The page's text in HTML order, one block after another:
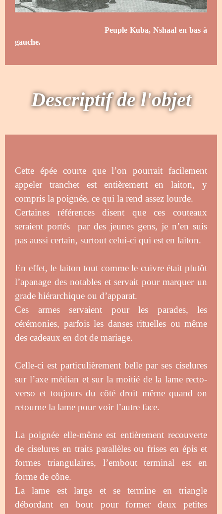
Peuple Kuba, Nshaal en bas à
gauche.
Descriptif de l'objet
Cette épée courte que l’on pourrait facilement
appeler tranchet est entièrement en laiton, y
compris la poignée, ce qui la rend assez lourde.
Certaines références disent que ces couteaux
seraient portés par des jeunes gens, je n’en suis
pas aussi certain, surtout celui-ci qui est en laiton.
En effet, le laiton tout comme le cuivre était plutôt
l’apanage des notables et servait pour marquer un
grade hiérarchique ou d’apparat.
Ces armes servaient pour les parades, les
cérémonies, parfois les danses rituelles ou même
des cadeaux en dot de mariage.
Celle-ci est particulièrement belle par ses ciselures
sur l’axe médian et sur la moitié de la lame recto-
verso et toujours du côté droit même quand on
retourne la lame pour voir l’autre face.
La poignée elle-même est entièrement recouverte
de ciselures en traits parallèles ou frises en épis et
formes triangulaires, l’embout terminal est en
forme de cône.
La lame est large et se termine en triangle
débordant en bout pour former deux petites